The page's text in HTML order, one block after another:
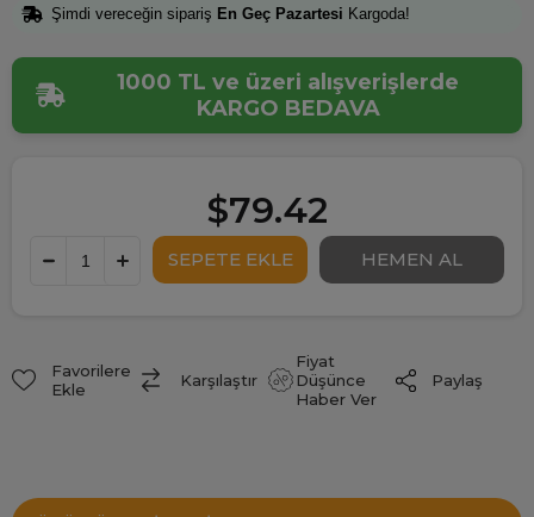
Şimdi vereceğin sipariş En Geç Pazartesi Kargoda!
1000 TL ve üzeri alışverişlerde
KARGO BEDAVA
$79.42
Favorilere
Ekle
Karşılaştır
Fiyat
Düşünce
Haber Ver
Paylaş